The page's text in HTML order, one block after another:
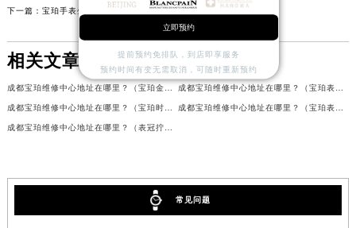
下一篇： 宝珀手表生锈了如何解决？（手表生锈的解决方法）
相关文章
常见问题
立即预约
提前预约免排队，到店即享服务
预约时间有变无需取消，可随时重新预约